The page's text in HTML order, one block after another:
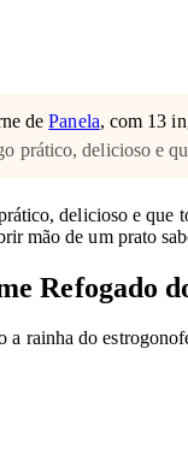
dePanela, com 13
prático, delicioso
delicioso e
mão de um prato
Refogado
rainha do